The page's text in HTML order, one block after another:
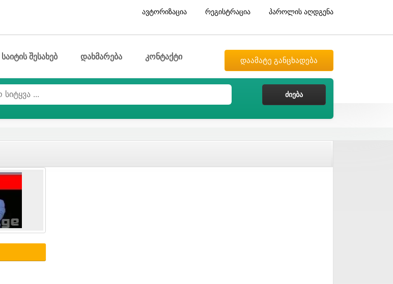
ავტორიზაცია რეგისტრაცია პაროლის აღდგენა
საიტის შესახებ დახმარება კონტაქტი დაამატე განცხადება